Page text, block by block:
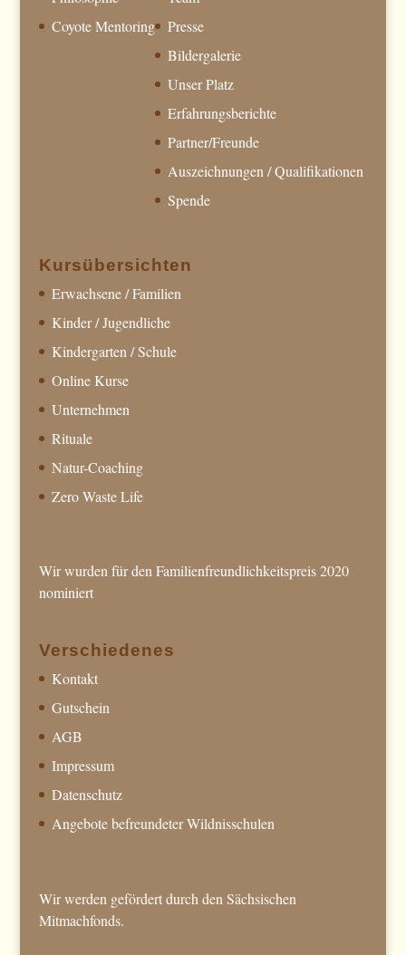
Coyote Mentoring
Presse
Bildergalerie
Unser Platz
Erfahrungsberichte
Partner/Freunde
Auszeichnungen / Qualifikationen
Spende
Kursübersichten
Erwachsene / Familien
Kinder / Jugendliche
Kindergarten / Schule
Online Kurse
Unternehmen
Rituale
Natur-Coaching
Zero Waste Life
Wir wurden für den Familienfreundlichkeitspreis 2020
nominiert
Verschiedenes
Kontakt
Gutschein
AGB
Impressum
Datenschutz
Angebote befreundeter Wildnisschulen
Wir werden gefördert durch den Sächsischen
Mitmachfonds.